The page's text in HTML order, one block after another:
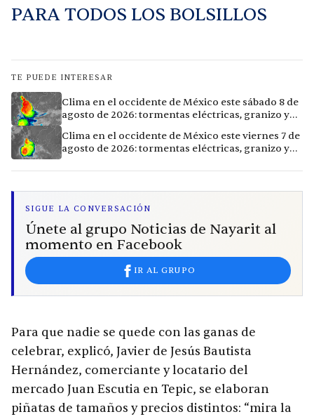
PARA TODOS LOS BOLSILLOS
TE PUEDE INTERESAR
Clima en el occidente de México este sábado 8 de
agosto de 2026: tormentas eléctricas, granizo y
Clima en el occidente de México este viernes 7 de
agosto de 2026: tormentas eléctricas, granizo y
SIGUE LA CONVERSACIÓN
Únete al grupo Noticias de Nayarit al
momento en Facebook
IR AL GRUPO
Para que nadie se quede con las ganas de
celebrar, explicó, Javier de Jesús Bautista
Hernández, comerciante y locatario del
mercado Juan Escutia en Tepic, se elaboran
piñatas de tamaños y precios distintos: “mira la